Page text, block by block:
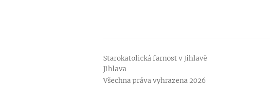
Starokatolická farnost v Jihlavě Kostel
Jihlava
Všechna práva vyhrazena 2026